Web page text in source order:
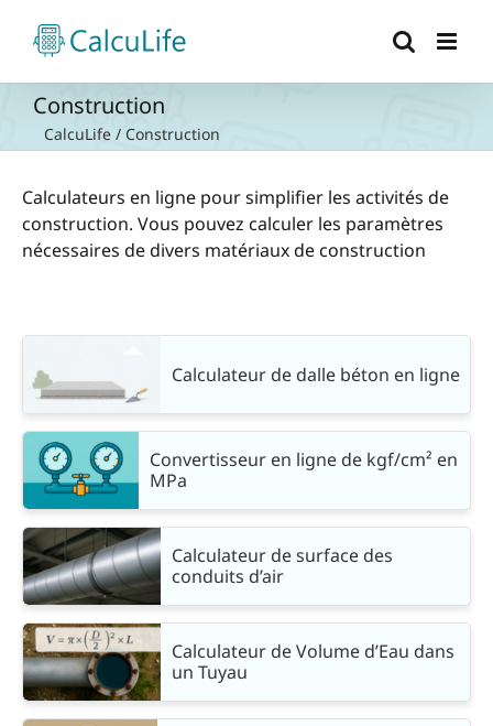
contenu
Construction
CalcuLife / Construction
Calculateurs en ligne pour simplifier les activités de
construction. Vous pouvez calculer les paramètres
nécessaires de divers matériaux de construction
Calculateur de dalle béton en ligne
Convertisseur en ligne de kgf/cm² en
MPa
Calculateur de surface des
conduits d’air
Calculateur de Volume d’Eau dans
un Tuyau